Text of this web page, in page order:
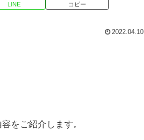
LINE コピー
2022.04.10
をご紹介します。